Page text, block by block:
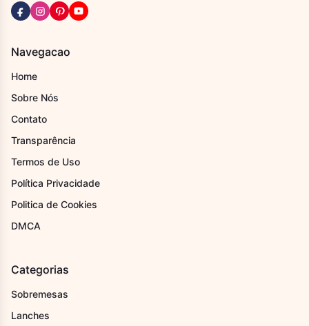
Navegacao
Home
Sobre Nós
Contato
Transparência
Termos de Uso
Política Privacidade
Politica de Cookies
DMCA
Categorias
Sobremesas
Lanches